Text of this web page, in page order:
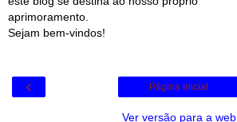
aprimoramento.
Sejam bem-vindos!
‹ Página inicial
Ver versão para a web